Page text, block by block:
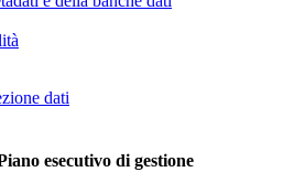
dati
esecutivo di gestione